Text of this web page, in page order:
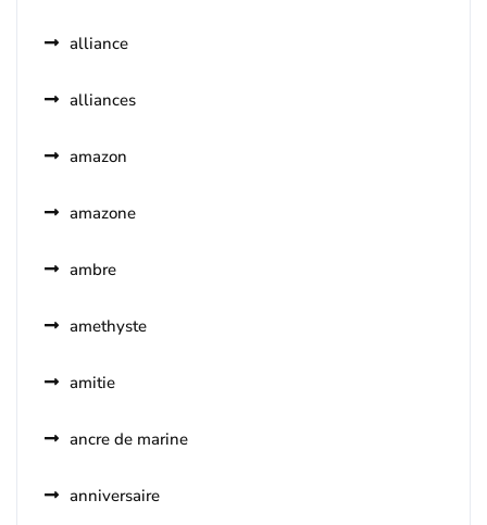
alliance
alliances
amazon
amazone
ambre
amethyste
amitie
ancre de marine
anniversaire